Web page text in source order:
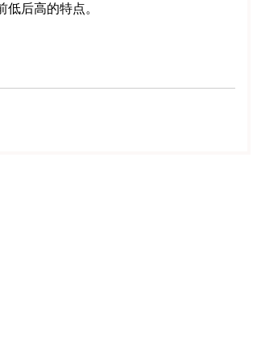
后高的特点。